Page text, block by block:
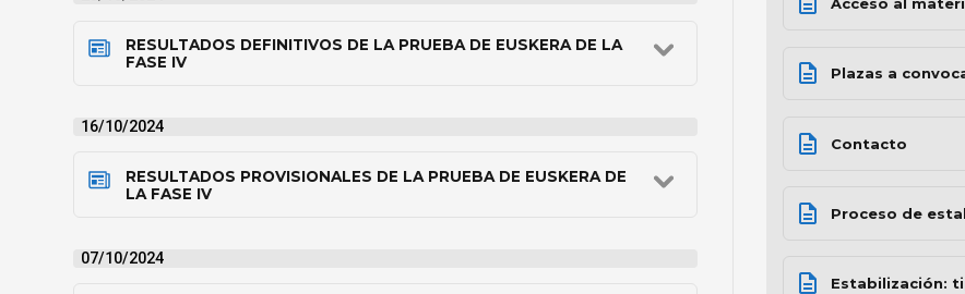
RESULTADOS DEFINITIVOS DE LA PRUEBA DE EUSKERA DE LA
FASE IV
16/10/2024
RESULTADOS PROVISIONALES DE LA PRUEBA DE EUSKERA DE
LA FASE IV
07/10/2024
Plazas a
Contacto
Proceso de
Estabilización: